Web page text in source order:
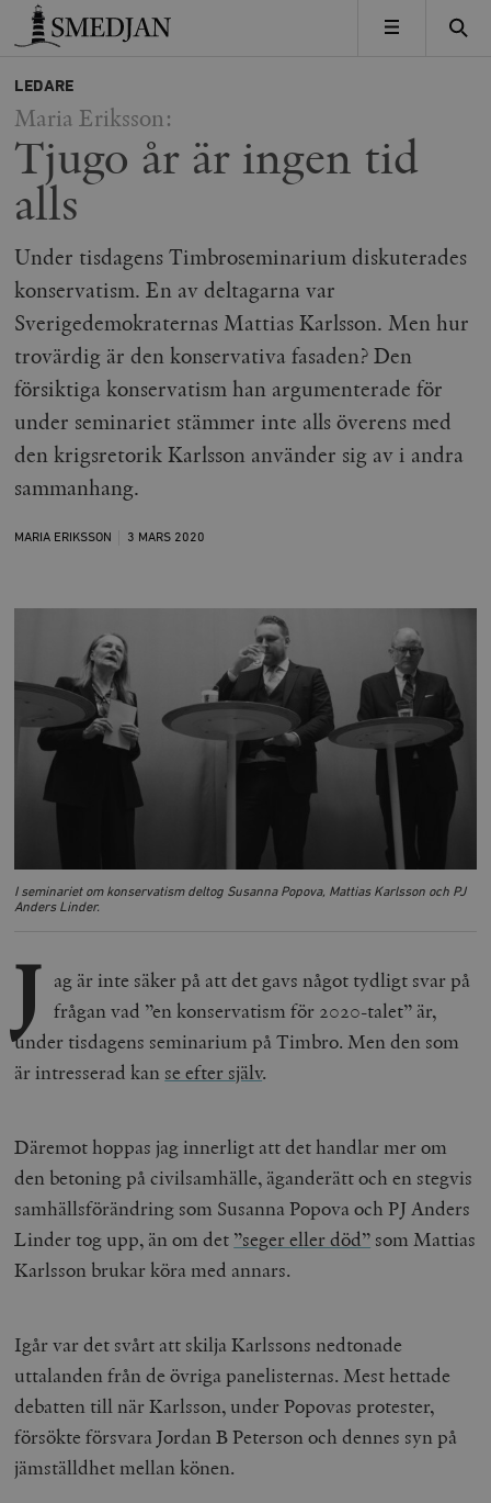
Timbro
MENY
LEDARE
Maria Eriksson:
Tjugo år är ingen tid
alls
Under tisdagens Timbroseminarium diskuterades
konservatism. En av deltagarna var
Sverigedemokraternas Mattias Karlsson. Men hur
trovärdig är den konservativa fasaden? Den
försiktiga konservatism han argumenterade för
under seminariet stämmer inte alls överens med
den krigsretorik Karlsson använder sig av i andra
sammanhang.
MARIA ERIKSSON 3 MARS 2020
I seminariet om konservatism deltog Susanna Popova, Mattias Karlsson och PJ
Anders Linder.
J ag är inte säker på att det gavs något tydligt svar på
frågan vad ”en konservatism för 2020-talet” är,
under tisdagens seminarium på Timbro. Men den som
är intresserad kan se efter själv.
Däremot hoppas jag innerligt att det handlar mer om
den betoning på civilsamhälle, äganderätt och en stegvis
samhällsförändring som Susanna Popova och PJ Anders
Linder tog upp, än om det ”seger eller död” som Mattias
Karlsson brukar köra med annars.
Igår var det svårt att skilja Karlssons nedtonade
uttalanden från de övriga panelisternas. Mest hettade
debatten till när Karlsson, under Popovas protester,
försökte försvara Jordan B Peterson och dennes syn på
jämställdhet mellan könen.